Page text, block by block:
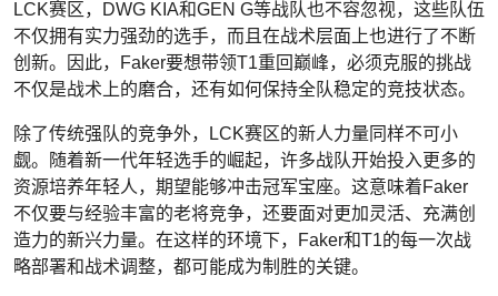
LCK赛区，DWG KIA和GEN G等战队也不容忽视，这些队伍
不仅拥有实力强劲的选手，而且在战术层面上也进行了不断
创新。因此，Faker要想带领T1重回巅峰，必须克服的挑战
不仅是战术上的磨合，还有如何保持全队稳定的竞技状态。
除了传统强队的竞争外，LCK赛区的新人力量同样不可小
觑。随着新一代年轻选手的崛起，许多战队开始投入更多的
资源培养年轻人，期望能够冲击冠军宝座。这意味着Faker
不仅要与经验丰富的老将竞争，还要面对更加灵活、充满创
造力的新兴力量。在这样的环境下，Faker和T1的每一次战
略部署和战术调整，都可能成为制胜的关键。